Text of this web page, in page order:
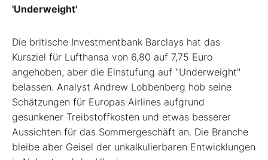
'Underweight'
Die britische Investmentbank Barclays hat das
Kursziel für Lufthansa von 6,80 auf 7,75 Euro
angehoben, aber die Einstufung auf "Underweight"
belassen. Analyst Andrew Lobbenberg hob seine
Schätzungen für Europas Airlines aufgrund
gesunkener Treibstoffkosten und etwas besserer
Aussichten für das Sommergeschäft an. Die Branche
bleibe aber Geisel der unkalkulierbaren Entwicklungen